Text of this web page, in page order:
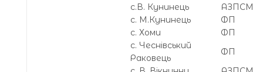
с.В. Кунинець
АЗПСМ
с. М.Кунинець
ФП
с. Хоми
ФП
с. Чеснівський
Раковець
ФП